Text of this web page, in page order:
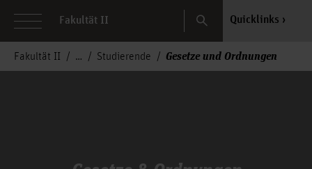
Fakultät II Search Quicklinks
Fakultät II Studierende Gesetze und Ordnungen